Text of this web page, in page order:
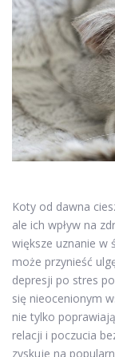
Koty od dawna
ale ich wpływ na
większe uznanie w
może przynieść
depresji po stres
się nieocenionym
nie tylko
relacji i poczucia
zyskuje na